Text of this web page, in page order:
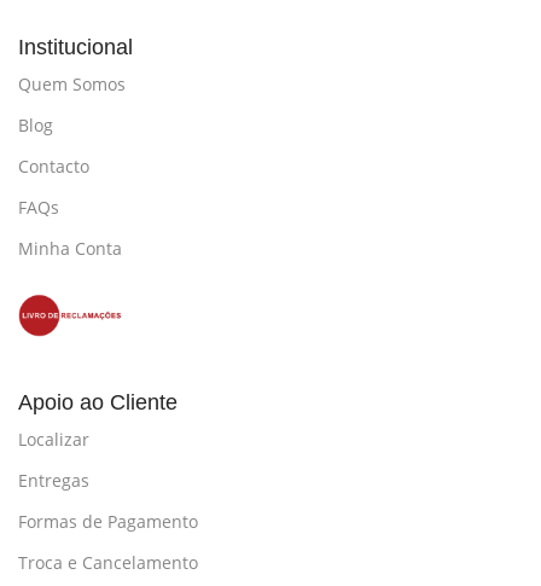
Institucional
Quem Somos
Blog
Contacto
FAQs
Minha Conta
Apoio ao Cliente
Localizar
Entregas
Formas de Pagamento
Troca e Cancelamento